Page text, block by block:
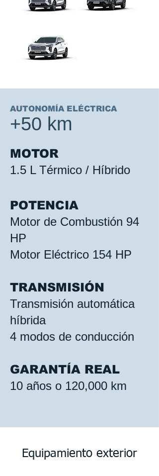
AUTONOMÍA ELÉCTRICA
+50 km
MOTOR
1.5 L Térmico / Híbrido
POTENCIA
Motor de Combustión 94
HP
Motor Eléctrico 154 HP
TRANSMISIÓN
Transmisión automática
híbrida
4 modos de conducción
GARANTÍA REAL
10 años o 120,000 km
Equipamiento exterior